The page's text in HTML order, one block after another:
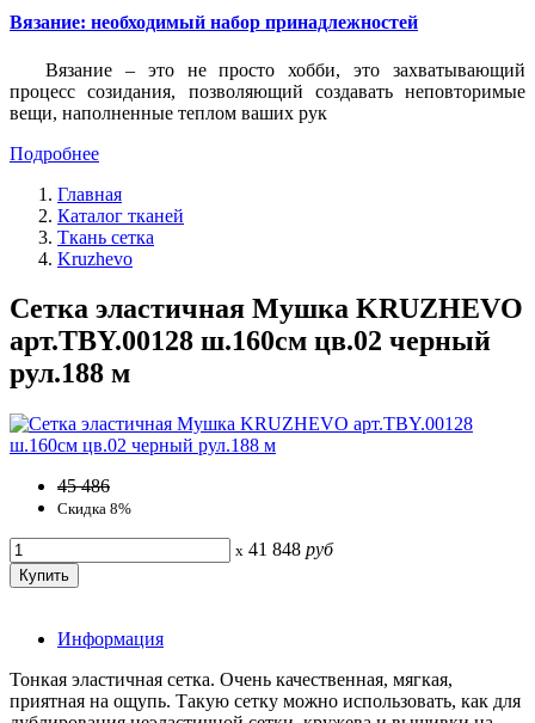
Вязание: необходимый набор принадлежностей
Вязание – это не просто хобби, это захватывающий
процесс созидания, позволяющий создавать неповторимые
вещи, наполненные теплом ваших рук
Подробнее
Главная
Каталог тканей
Ткань сетка
Kruzhevo
Сетка эластичная Мушка KRUZHEVO
арт.TBY.00128 ш.160см цв.02 черный
рул.188 м
45 486
Скидка 8%
x 41 848 руб
Информация
Тонкая эластичная сетка. Очень качественная, мягкая,
приятная на ощупь. Такую сетку можно использовать, как для